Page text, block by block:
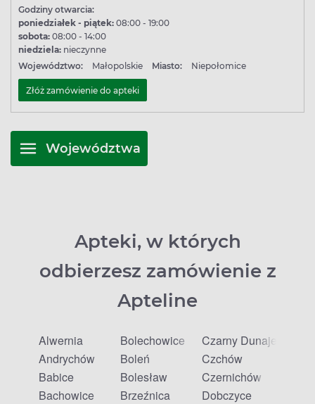
Godziny otwarcia:
poniedziałek - piątek: 08:00 - 19:00
sobota: 08:00 - 14:00
niedziela: nieczynne
Województwo:
Małopolskie Miasto: Niepołomice
Złóż zamówienie do apteki
Województwa
Apteki, w których
odbierzesz zamówienie z
Apteline
Alwernia
Andrychów
Babice
Bachowice
Bolechowice
Boleń
Bolesław
Brzeźnica
Czarny Dunajec
Czchów
Czernichów
Dobczyce